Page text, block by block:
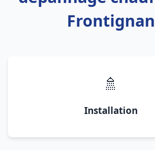
Frontignan
🚿
Installation